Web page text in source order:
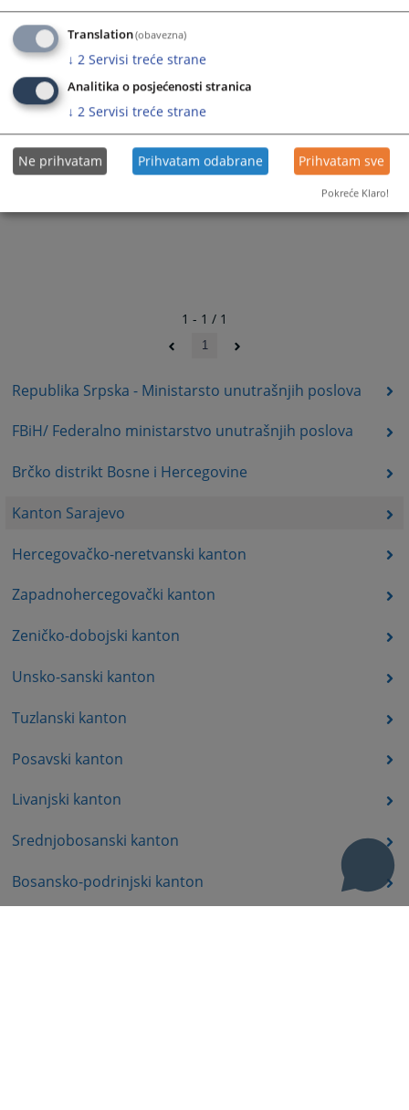
Republika Srpska - Ministarsto unutrašnjih poslova
FBiH/ Federalno ministarstvo unutrašnjih poslova
Brčko distrikt Bosne i Hercegovine
Kanton Sarajevo
Hercegovačko-neretvanski kanton
Zapadnohercegovački kanton
Zeničko-dobojski kanton
Unsko-sanski kanton
Tuzlanski kanton
Posavski kanton
Livanjski kanton
Srednjobosanski kanton
Bosansko-podrinjski kanton
1 - 1 / 1
1
Translation(obavezna)
↓ 2 Servisi treće strane
Analitika o posjećenosti stranica
↓ 2 Servisi treće strane
Ne prihvatam Prihvatam odabrane Prihvatam sve
Pokreće Klaro!